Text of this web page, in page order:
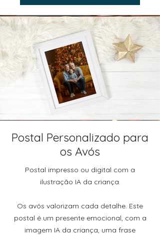
Postal Personalizado para
os Avós
Postal impresso ou digital com a
ilustração IA da criança.
Os avós valorizam cada detalhe. Este
postal é um presente emocional, com a
imagem IA da criança, uma frase